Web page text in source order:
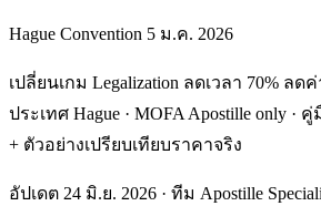
Hague Convention 5 ม.ค. 2026
เปลี่ยนเกม Legalization ลดเวลา 70% ลดค่
ประเทศ Hague · MOFA Apostille only · คู่
+ ตัวอย่างเปรียบเทียบราคาจริง
อัปเดต 24 มิ.ย. 2026 · ทีม Apostille